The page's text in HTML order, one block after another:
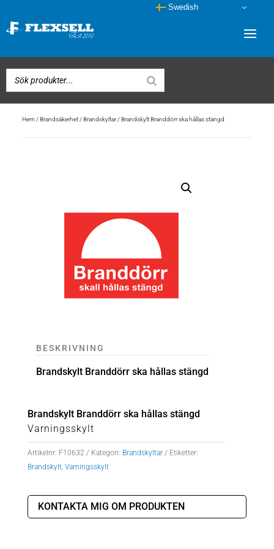
Hem/Brandsäkerhet/Brandskyltar/ Brandskylt Branddörr ska hållas stängd
BESKRIVNING
Brandskylt Branddörr ska hållas stängd
Brandskylt Branddörr ska hållas stängd
Varningsskylt
Artikelnr: F10632 Kategori: Brandskyltar
Etiketter:
Brandskylt, Varningsskylt
KONTAKTA MIG OM PRODUKTEN
Swedish